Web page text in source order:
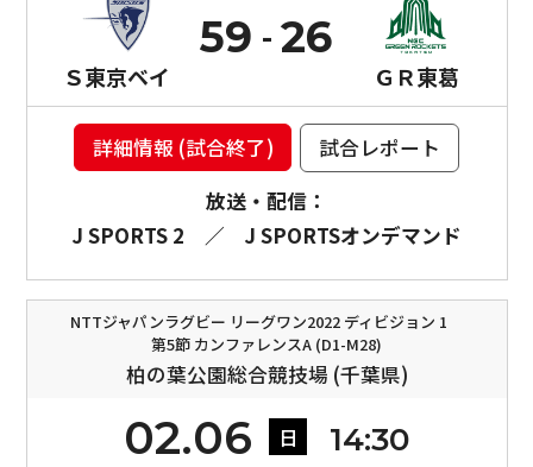
Ｓ東京ベイ
59
ＧＲ東葛
26
詳細情報 (試合終了)
試合レポート
放送・配信：
J SPORTS 2
／ J SPORTSオンデマンド
NTTジャパンラグビー リーグワン2022 ディビジョン 1
第5節 カンファレンスA (D1-M28)
柏の葉公園総合競技場 (千葉県)
02.06 日 14:30